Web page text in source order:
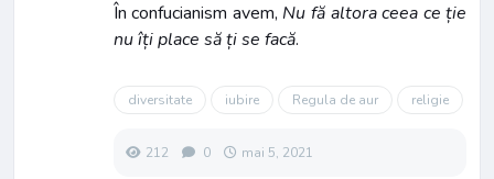
În confucianism avem, Nu fă altora ceea ce ție
nu îți place să ți se facă.
diversitate iubire Regula de aur religie
212 0 mai 5, 2021